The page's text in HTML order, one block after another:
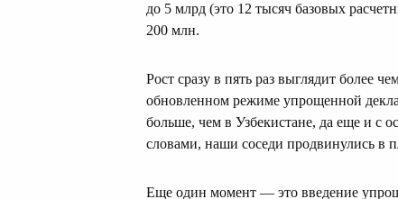
до 5 млрд (это 12 тысяч базовых
200 млн.
Рост сразу в пять раз выглядит более
обновленном режиме упрощенной
больше, чем в Узбекистане, да еще и с
словами, наши соседи продвинулись в
Еще один момент — это введение